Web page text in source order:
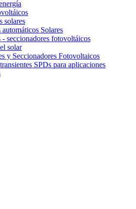
solares
Solares
- seccionadores fotovoltáicos
solar
y Seccionadores Fotovoltaicos
SPDs para aplicaciones